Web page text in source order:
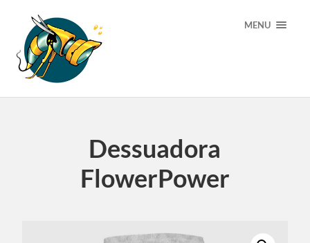
MENU
Dessuadora
FlowerPower